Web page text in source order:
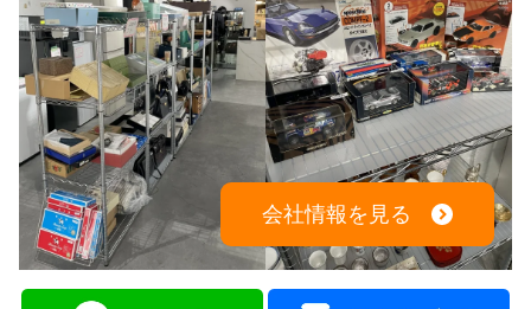
会社情報を見る